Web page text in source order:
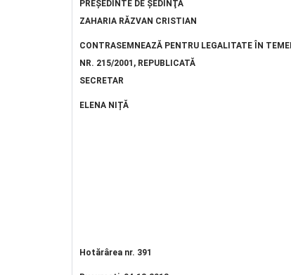
PREŞEDINTE DE ŞEDINŢĂ
ZAHARIA RĂZVAN CRISTIAN
CONTRASEMNEAZĂ PENTRU LEGALITATE
ÎN
NR. 215/2001, REPUBLICATĂ
SECRETAR
ELENA NIȚĂ
Hotărârea nr. 391